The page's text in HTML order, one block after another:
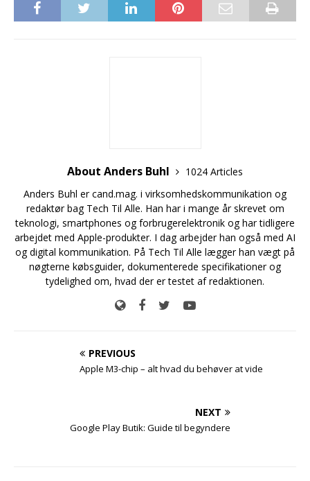
About Anders Buhl
1024 Articles
Anders Buhl er cand.mag. i virksomhedskommunikation og
redaktør bag Tech Til Alle. Han har i mange år skrevet om
teknologi, smartphones og forbrugerelektronik og har tidligere
arbejdet med Apple-produkter. I dag arbejder han også med AI
og digital kommunikation. På Tech Til Alle lægger han vægt på
nøgterne købsguider, dokumenterede specifikationer og
tydelighed om, hvad der er testet af redaktionen.
PREVIOUS
Apple M3-chip – alt hvad du behøver at vide
NEXT
Google Play Butik: Guide til begyndere